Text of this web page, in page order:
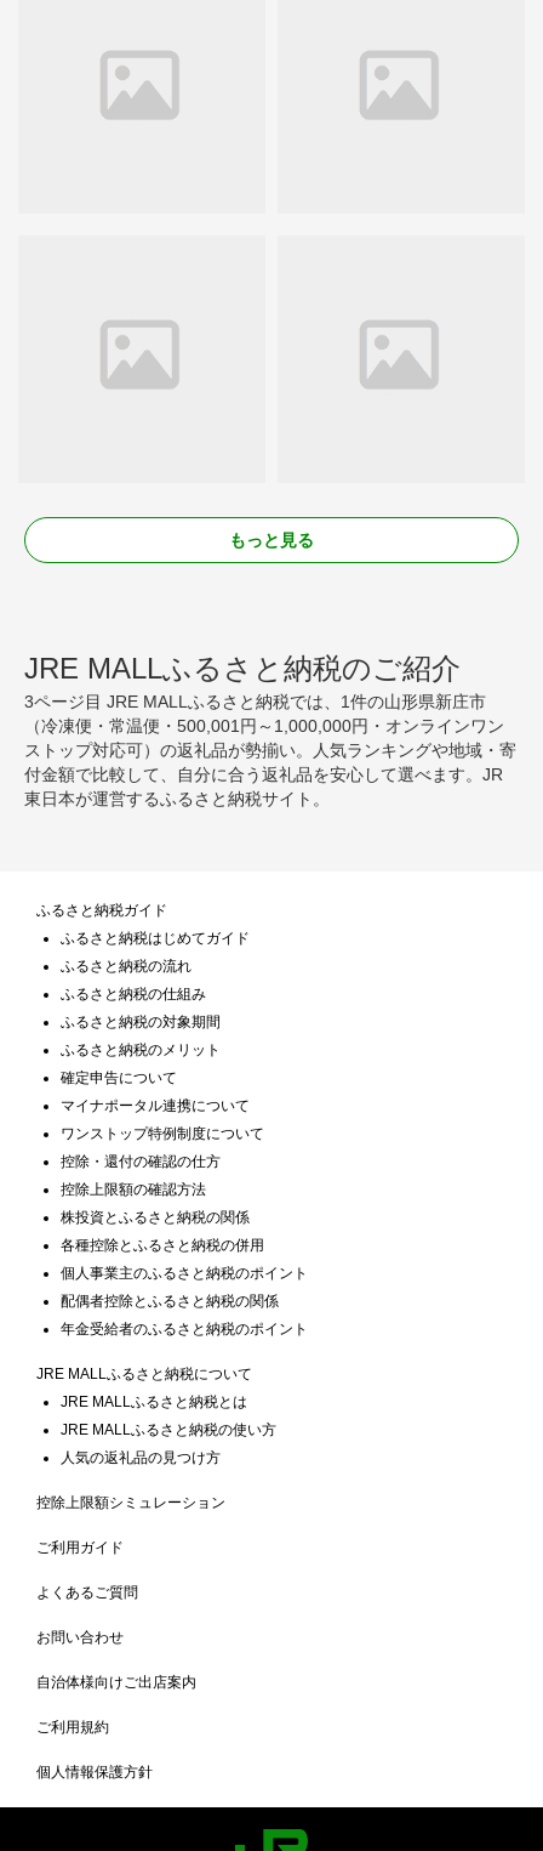
もっと見る
JRE MALLふるさと納税のご紹介
3ページ目 JRE MALLふるさと納税では、1件の山形県新庄市
（冷凍便・常温便・500,001円～1,000,000円・オンラインワン
ストップ対応可）の返礼品が勢揃い。人気ランキングや地域・寄
付金額で比較して、自分に合う返礼品を安心して選べます。JR
東日本が運営するふるさと納税サイト。
ふるさと納税ガイド
ふるさと納税はじめてガイド
ふるさと納税の流れ
ふるさと納税の仕組み
ふるさと納税の対象期間
ふるさと納税のメリット
確定申告について
マイナポータル連携について
ワンストップ特例制度について
控除・還付の確認の仕方
控除上限額の確認方法
株投資とふるさと納税の関係
各種控除とふるさと納税の併用
個人事業主のふるさと納税のポイント
配偶者控除とふるさと納税の関係
年金受給者のふるさと納税のポイント
JRE MALLふるさと納税について
JRE MALLふるさと納税とは
JRE MALLふるさと納税の使い方
人気の返礼品の見つけ方
控除上限額シミュレーション
ご利用ガイド
よくあるご質問
お問い合わせ
自治体様向けご出店案内
ご利用規約
個人情報保護方針